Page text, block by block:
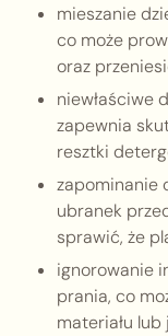
mieszanie
co może
oraz
niewłaściwe
zapewnia
resztki
zapominanie
ubranek
sprawić, że
ignorowanie
prania, co
materiału lub